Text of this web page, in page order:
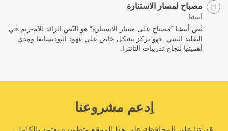
مصباح لمسار الاستنارة
آتيشا
نَّص أتيشا "مصباح على مسار الاستنارة" هو النَّص الرائد للام-ريم في
التقليد التبتي. فهو يركز بشكل خاص على عهود البوديساتفا ومدى
أهميتها لنجاح تدريبات التانترا.
اِدعم مشروعنا